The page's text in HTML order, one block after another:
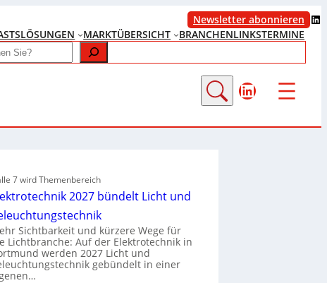
Newsletter abonnieren LinkedIn
LÖSUNGEN MARKTÜBERSICHT BRANCHENLINKSTERMINE
LinkedIn
7 wird Themenbereich
2027 bündelt Licht und
Sichtbarkeit und kürzere Wege für
Lichtbranche: Auf der Elektrotechnik in
werden 2027 Licht und
gebündelt in einer